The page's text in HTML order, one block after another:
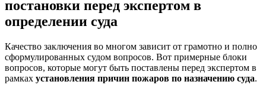
постановки перед экспертом в
определении суда
Качество заключения во многом зависит от грамотно и полно
сформулированных судом вопросов. Вот примерные блоки
вопросов, которые могут быть поставлены перед экспертом в
рамках установления причин пожаров по назначению суда.